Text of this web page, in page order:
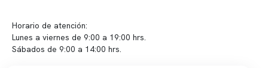
Horario de atención:
Lunes a viernes de 9:00 a 19:00 hrs.
Sábados de 9:00 a 14:00 hrs.